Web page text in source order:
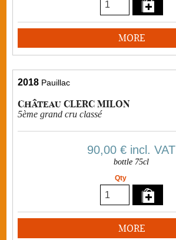
MORE
2018 Pauillac
Château CLERC MILON
5ème grand cru classé
90,00 € incl. VAT
bottle 75cl
Qty
MORE